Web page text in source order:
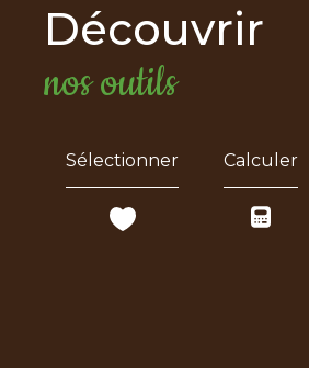
découvrir
nos outils
Sélectionner Calculer